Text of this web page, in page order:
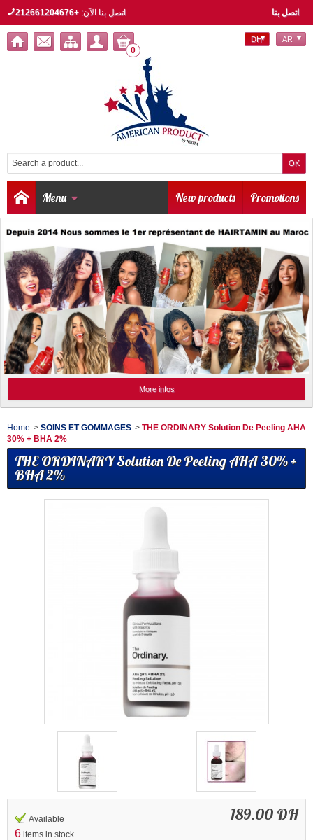
اتصل بنا اتصل بنا الآن:+212661204676
0
DH AR
Menu Promotions
New products
More infos
Home > SOINS ET GOMMAGES > THE ORDINARY Solution De Peeling AHA
30% + BHA 2%
THE ORDINARY Solution De Peeling AHA 30% +
BHA 2%
189.00 DH
Available
6 items in stock